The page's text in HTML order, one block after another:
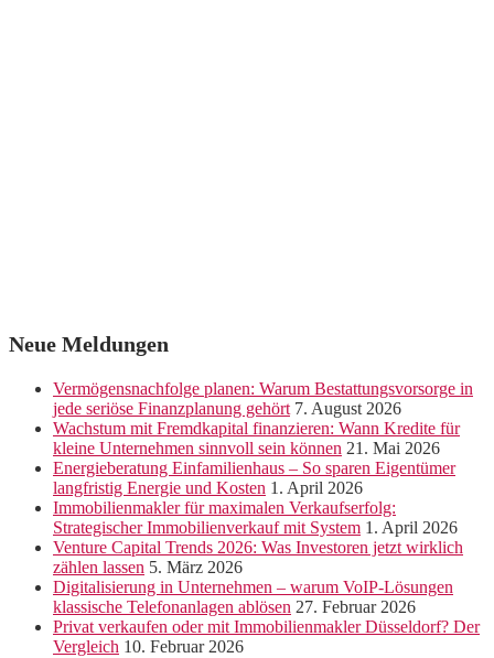
Neue Meldungen
Vermögensnachfolge planen: Warum Bestattungsvorsorge in
jede seriöse Finanzplanung gehört 7. August 2026
Wachstum mit Fremdkapital finanzieren: Wann Kredite für
kleine Unternehmen sinnvoll sein können 21. Mai 2026
Energieberatung Einfamilienhaus – So sparen Eigentümer
langfristig Energie und Kosten 1. April 2026
Immobilienmakler für maximalen Verkaufserfolg:
Strategischer Immobilienverkauf mit System 1. April 2026
Venture Capital Trends 2026: Was Investoren jetzt wirklich
zählen lassen 5. März 2026
Digitalisierung in Unternehmen – warum VoIP-Lösungen
klassische Telefonanlagen ablösen 27. Februar 2026
Privat verkaufen oder mit Immobilienmakler Düsseldorf? Der
Vergleich 10. Februar 2026